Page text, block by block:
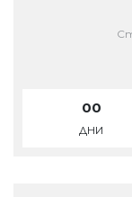
00
ДНИ